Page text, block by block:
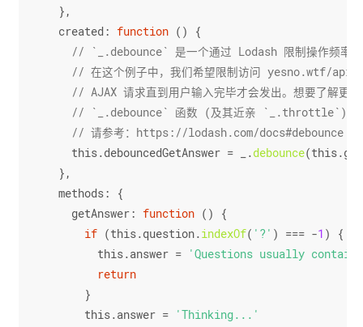
  },
created: function ( ) {
// `_.debounce` 是一个通过 Lodash 限制操作频率的
// 在这个例子中，我们希望限制访问 yesno.wtf/api
// AJAX 请求直到用户输入完毕才会发出。想要了解更
// `_.debounce` 函数 (及其近亲 `_.throttle`) 的
// 请参考：https://lodash.com/docs#debounce
this.debouncedGetAnswer = _.debounce(this.
  },
methods: {
getAnswer: function ( ) {
if (this.question.indexOf( '?' ) === -1 ) {
this.answer =
'Questions usually
return
      }
this.answer =
'Thinking...'